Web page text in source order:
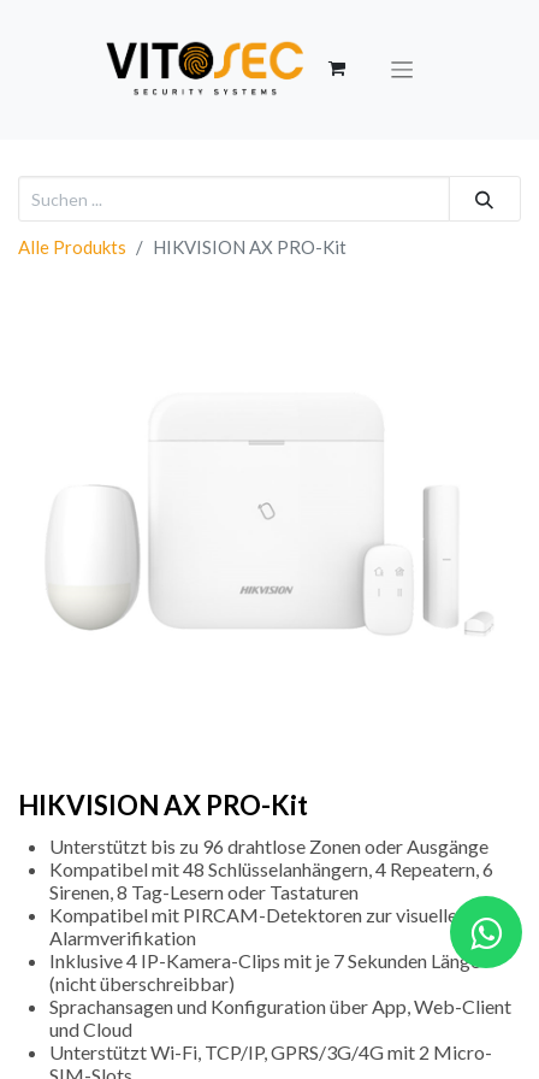
Alle Produkts HIKVISION AX PRO-Kit
HIKVISION AX PRO-Kit
Unterstützt bis zu 96 drahtlose Zonen oder Ausgänge
Kompatibel mit 48 Schlüsselanhängern, 4 Repeatern, 6
Sirenen, 8 Tag-Lesern oder Tastaturen
Kompatibel mit PIRCAM-Detektoren zur visuellen
Alarmverifikation
Inklusive 4 IP-Kamera-Clips mit je 7 Sekunden Länge
(nicht überschreibbar)
Sprachansagen und Konfiguration über App, Web-Client
und Cloud
Unterstützt Wi-Fi, TCP/IP, GPRS/3G/4G mit 2 Micro-